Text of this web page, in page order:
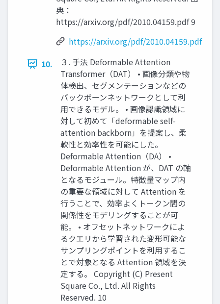
典：
https://arxiv.org/pdf/2010.04159.pdf 9
https://arxiv.org/pdf/2010.04159.pdf
10.
３. 手法 Deformable Attention
Transformer（DAT） • 画像分類や物
体検出、セグメンテーションなどの
バックボーンネットワークとして利
用できるモデル。 • 画像認識領域に
対して初めて「deformable self-
attention backborn」を提案し、柔
軟性と効率性を可能にした。
Deformable Attention（DA） •
Deformable Attention が、DAT の軸
となるモジュール。特徴量マップ内
の重要な領域に対して Attention を
行うことで、効率よくトークン間の
関係性をモデリングすることが可
能。 • オフセットネットワークによ
るクエリから学習された変形可能な
サンプリングポイントを利用するこ
とで対象となる Attention 領域を決
定する。 Copyright (C) Present
Square Co., Ltd. All Rights
Reserved. 10